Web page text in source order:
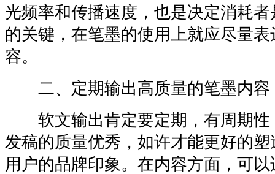
光频率和传播速度，也是决定消耗
的关键，在笔墨的使用上就应尽量
容。
二、定期输出高质量的笔墨内容
软文输出肯定要定期，有周期性
发稿的质量优秀，如许才能更好的
用户的品牌印象。在内容方面，可